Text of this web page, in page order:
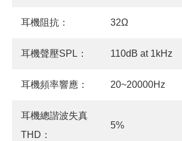
耳機阻抗： 32Ω
耳機聲壓SPL： 110dB at 1kHz
耳機頻率響應： 20~20000Hz
耳機總諧波失真
THD：
5%